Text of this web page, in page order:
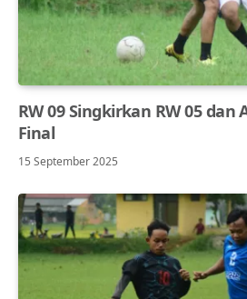
RW 09 Singkirkan RW 05
Final
15 September 2025